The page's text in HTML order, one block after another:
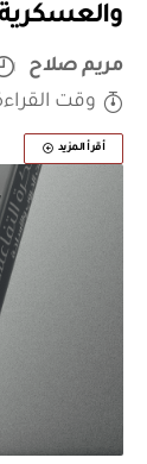
والعسكرية
مريم صلاح
وقت القراءة: 1
أقرأ المزيد